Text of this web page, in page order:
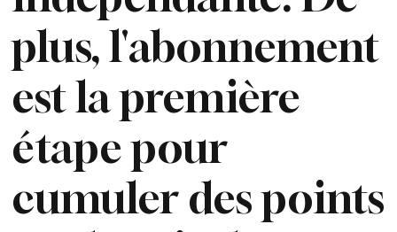
plus, l'abonnement
est la première
étape pour
cumuler des points